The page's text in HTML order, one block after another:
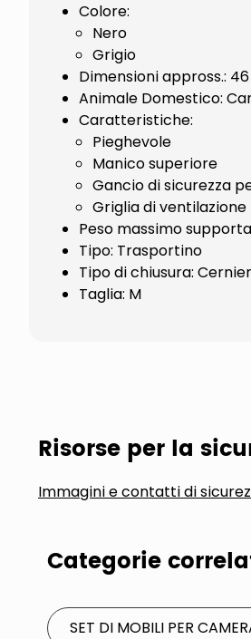
Colore:
Nero
Grigio
Dimensioni appross.:
Animale Domestico:
Caratteristiche:
Pieghevole
Manico superiore
Gancio di sicurezza
Griglia di ventilazione
Peso massimo
Tipo: Trasportino
Tipo di chiusura:
Taglia: M
Risorse per la
Immagini e contatti di
Categorie
SET DI MOBILI PER